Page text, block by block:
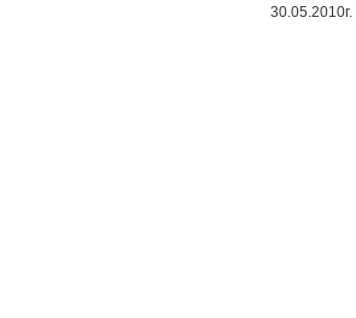
30.05.2010г.